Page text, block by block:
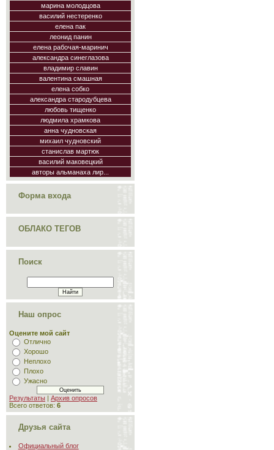
марина молодцова
василий нестеренко
елена пак
леонид панин
елена рабочая-маринич
александра синеглазова
владимир славин
валентина смашная
елена собко
александра стародубцева
любовь тищенко
людмила храмкова
анна чудновская
михаил чудновский
станислав мартюк
василий маковецкий
авторы альманаха лир...
Форма входа
ОБЛАКО ТЕГОВ
Поиск
Наш опрос
Оцените мой сайт
Отлично
Хорошо
Неплохо
Плохо
Ужасно
Результаты | Архив опросов
Всего ответов: 6
Друзья сайта
Официальный блог